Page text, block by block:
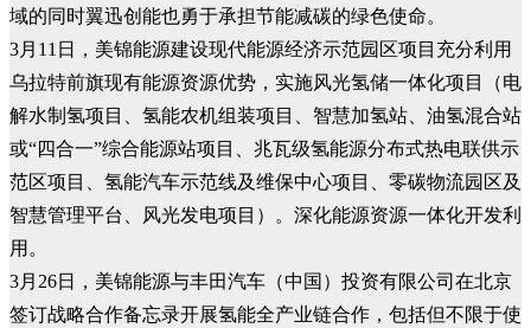
域的同时翼迅创能也勇于承担节能减碳的绿色使命。
3月11日，美锦能源建设现代能源经济示范园区项目充分利用
乌拉特前旗现有能源资源优势，实施风光氢储一体化项目（电
解水制氢项目、氢能农机组装项目、智慧加氢站、油氢混合站
或“四合一”综合能源站项目、兆瓦级氢能源分布式热电联供示
范区项目、氢能汽车示范线及维保中心项目、零碳物流园区及
智慧管理平台、风光发电项目）。深化能源资源一体化开发利
用。
3月26日，美锦能源与丰田汽车（中国）投资有限公司在北京
签订战略合作备忘录开展氢能全产业链合作，包括但不限于使